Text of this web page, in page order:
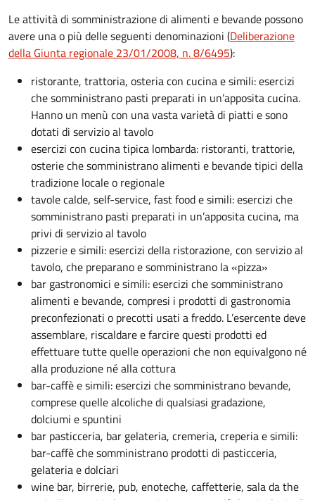
Le attività di somministrazione di alimenti e bevande possono
avere una o più delle seguenti denominazioni (Deliberazione
della Giunta regionale 23/01/2008, n. 8/6495):
ristorante, trattoria, osteria con cucina e simili: esercizi
che somministrano pasti preparati in un’apposita cucina.
Hanno un menù con una vasta varietà di piatti e sono
dotati di servizio al tavolo
esercizi con cucina tipica lombarda: ristoranti, trattorie,
osterie che somministrano alimenti e bevande tipici della
tradizione locale o regionale
tavole calde, self-service, fast food e simili: esercizi che
somministrano pasti preparati in un’apposita cucina, ma
privi di servizio al tavolo
pizzerie e simili: esercizi della ristorazione, con servizio al
tavolo, che preparano e somministrano la «pizza»
bar gastronomici e simili: esercizi che somministrano
alimenti e bevande, compresi i prodotti di gastronomia
preconfezionati o precotti usati a freddo. L’esercente deve
assemblare, riscaldare e farcire questi prodotti ed
effettuare tutte quelle operazioni che non equivalgono né
alla produzione né alla cottura
bar-caffè e simili: esercizi che somministrano bevande,
comprese quelle alcoliche di qualsiasi gradazione,
dolciumi e spuntini
bar pasticceria, bar gelateria, cremeria, creperia e simili:
bar-caffè che somministrano prodotti di pasticceria,
gelateria e dolciari
wine bar, birrerie, pub, enoteche, caffetterie, sala da the